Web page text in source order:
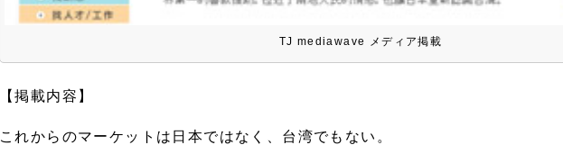
TJ mediawave メディア掲載
【掲載内容】
これからのマーケットは日本ではなく、台湾でもない。